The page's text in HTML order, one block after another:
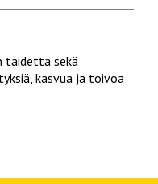
taidetta sekä
kasvua ja toivoa